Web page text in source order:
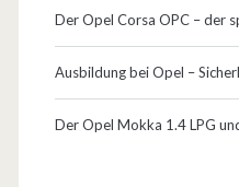
s
c
h
Der Opel Corsa OPC – der
Ausbildung bei Opel –
Der Opel Mokka 1.4 LPG